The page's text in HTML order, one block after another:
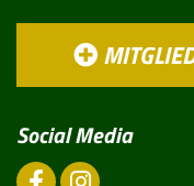
Social Media